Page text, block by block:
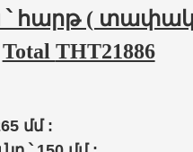
( տափակ )
Total THT21886
մմ :